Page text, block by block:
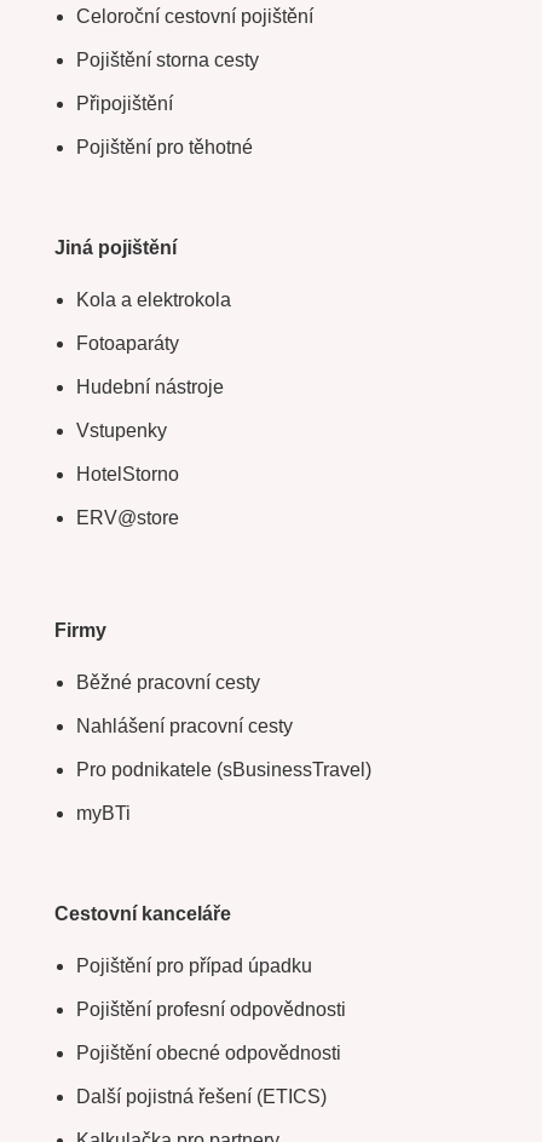
Celoroční cestovní pojištění
Pojištění storna cesty
Připojištění
Pojištění pro těhotné
Jiná pojištění
Kola a elektrokola
Fotoaparáty
Hudební nástroje
Vstupenky
HotelStorno
ERV@store
Firmy
Běžné pracovní cesty
Nahlášení pracovní cesty
Pro podnikatele (sBusinessTravel)
myBTi
Cestovní kanceláře
Pojištění pro případ úpadku
Pojištění profesní odpovědnosti
Pojištění obecné odpovědnosti
Další pojistná řešení (ETICS)